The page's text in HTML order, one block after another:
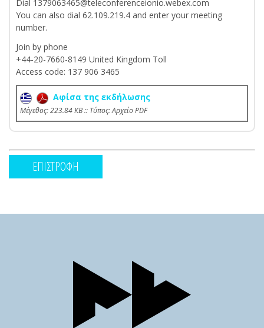
Dial 1379063465@teleconferenceionio.webex.com
You can also dial 62.109.219.4 and enter your meeting
number.
Join by phone
+44-20-7660-8149 United Kingdom Toll
Access code: 137 906 3465
Aφίσα της εκδήλωσης
Mέγεθος: 223.84 KB :: Τύπος: Αρχείο PDF
ΕΠΙΣΤΡΟΦΗ